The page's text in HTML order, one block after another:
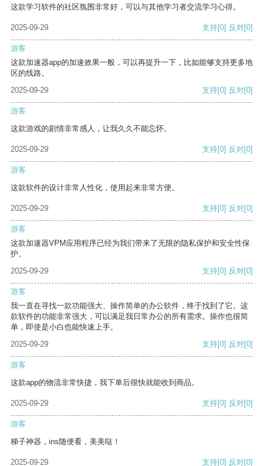
这款学习软件的社区氛围非常好，可以与其他学习者交流学习心得。
2025-09-29 支持[0] 反对[0]
游客
这款加速器app的加速效果一般，可以再提升一下，比如能够支持更多地
区的线路。
2025-09-29
支持[0] 反对[0]
游客
这款游戏的剧情非常感人，让我久久不能忘怀。
2025-09-29 支持[0] 反对[0]
游客
这款软件的设计非常人性化，使用起来非常方便。
2025-09-29 支持[0] 反对[0]
游客
这款加速器VPM应用程序已经为我们带来了无限的隐私保护和安全性保
护。
2025-09-29
支持[0] 反对[0]
游客
我一直在寻找一款功能强大、操作简单的办公软件，终于找到了它。这
款软件的功能非常强大，可以满足我日常办公的所有需求。操作也很简
单，即使是小白也能快速上手。
2025-09-29
支持[0] 反对[0]
游客
这款app的物流非常快捷，我下单后很快就能收到商品。
2025-09-29 支持[0] 反对[0]
游客
梯子神器，ins随便看，美美哒！
2025-09-29 支持[0] 反对[0]